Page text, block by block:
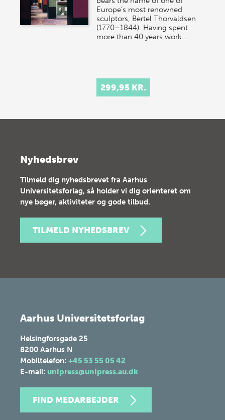
Europe’s most renowned
sculptors, Bertel Thorvaldsen
(1770–1844). Having spent
more than 40 years work…
299,95 KR.
Nyhedsbrev
Tilmeld dig nyhedsbrevet fra Aarhus
Universitetsforlag, så holder vi dig orienteret om
nye bøger, aktiviteter og gode tilbud.
TILMELD NYHEDSBREV
Aarhus Universitetsforlag
Helsingforsgade 25
8200 Aarhus N
Mobiltelefon: +45 53 55 05 42
E-mail: unipress@unipress.au.dk
FIND MEDARBEJDER